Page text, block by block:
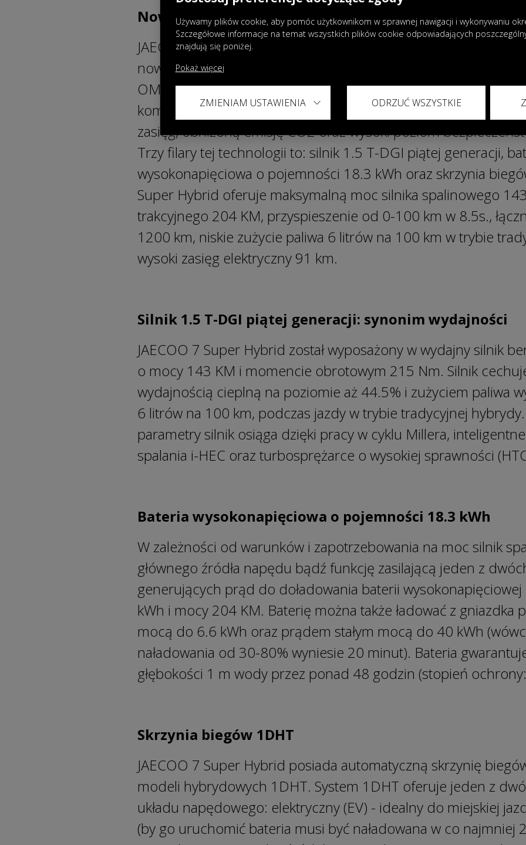
Nowatorska technologia Super Hybrid System: Super
JAECOO 7 Super Hybrid to pierwszy model oferowany w
nowatorską technologię Super Hybrid System, opracowaną
OMODA & JAECOO. System Super Hybrid łączy zalety
komfortem jazdy aut elektrycznych, oferując nowy poziom
zasięg, obniżoną emisję CO2 oraz wysoki poziom
Trzy filary tej technologii to: silnik 1.5 T-DGI piątej generacji,
wysokonapięciowa o pojemności 18.3 kWh oraz skrzynia
Super Hybrid oferuje maksymalną moc silnika spalinowego
trakcyjnego 204 KM, przyspieszenie od 0-100 km w 8.5s.,
1200 km, niskie zużycie paliwa 6 litrów na 100 km w trybie
wysoki zasięg elektryczny 91 km.
Silnik 1.5 T-DGI piątej generacji: synonim wydajności
JAECOO 7 Super Hybrid został wyposażony w wydajny silnik
o mocy 143 KM i momencie obrotowym 215 Nm. Silnik
wydajnością cieplną na poziomie aż 44.5% i zużyciem paliwa
6 litrów na 100 km, podczas jazdy w trybie tradycyjnej
parametry silnik osiąga dzięki pracy w cyklu Millera,
spalania i-HEC oraz turbosprężarce o wysokiej sprawności
Bateria wysokonapięciowa o pojemności 18.3 kWh
W zależności od warunków i zapotrzebowania na moc silnik
głównego źródła napędu bądź funkcję zasilającą jeden z
generujących prąd do doładowania baterii
kWh i mocy 204 KM. Baterię można także ładować z gniazdka
mocą do 6.6 kWh oraz prądem stałym mocą do 40 kWh
naładowania od 30-80% wyniesie 20 minut). Bateria
głębokości 1 m wody przez ponad 48 godzin (stopień
Skrzynia biegów 1DHT
JAECOO 7 Super Hybrid posiada automatyczną skrzynię
modeli hybrydowych 1DHT. System 1DHT oferuje jeden z
układu napędowego: elektryczny (EV) - idealny do miejskiej
(by go uruchomić bateria musi być naładowana w co najmniej
Używamy plików cookie, aby pomóc użytkownikom w sprawnej nawigacji i wykonywaniu
Szczegółowe informacje na temat wszystkich plików cookie odpowiadających
znajdują się poniżej.
Pokaż więcej
ZMIENIAM USTAWIENIA ODRZUĆ WSZYSTKIE